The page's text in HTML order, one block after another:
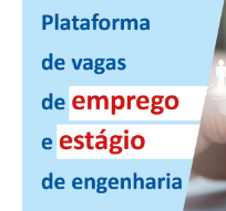
COMUNICAÇÃO
PALAVRA DO MURILO
NOTÍCIAS